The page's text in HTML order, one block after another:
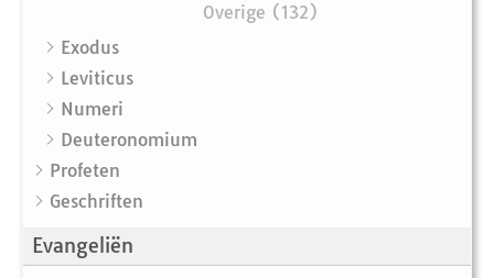
Overige (132)
Exodus
Leviticus
Numeri
Deuteronomium
Profeten
Geschriften
Evangeliën